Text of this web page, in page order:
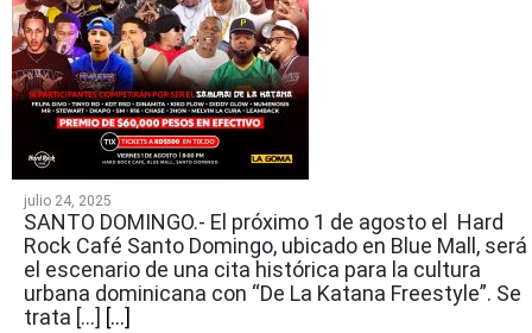
julio 24, 2025
SANTO DOMINGO.- El próximo 1 de agosto el Hard
Rock Café Santo Domingo, ubicado en Blue Mall, será
el escenario de una cita histórica para la cultura
urbana dominicana con “De La Katana Freestyle”. Se
trata […] [...]